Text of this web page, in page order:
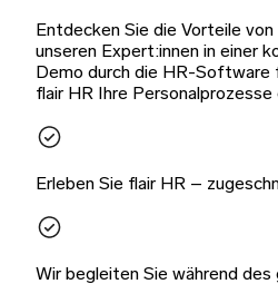
Entdecken Sie die Vorteile
unseren Expert:innen in einer
Demo durch die HR-Software
flair HR Ihre Personalprozesse
Erleben Sie flair HR –
Wir begleiten Sie während